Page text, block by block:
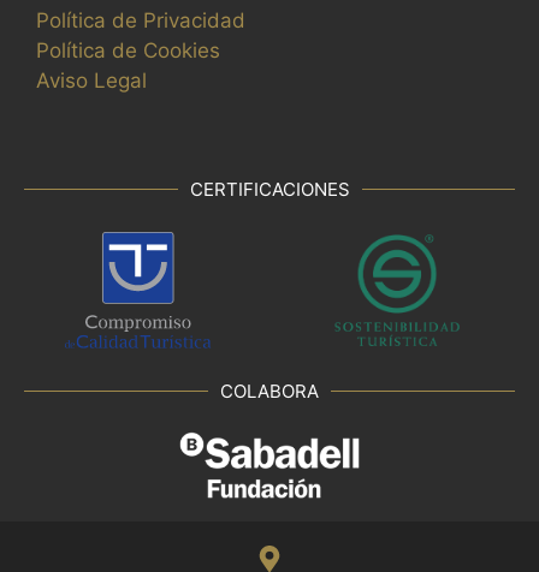
Política de Privacidad
Política de Cookies
Aviso Legal
CERTIFICACIONES
COLABORA